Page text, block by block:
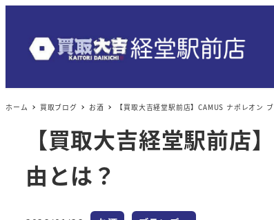
ホーム 買取ブログ お酒 【買取大吉経堂駅前店】CAMUS ナポレオン
【買取大吉経堂駅前店
由とは？